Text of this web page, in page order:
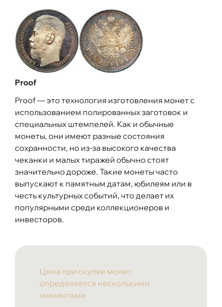
Proof
Proof — это технология изготовления монет с
использованием полированных заготовок и
специальных штемпелей. Как и обычные
монеты, они имеют разные состояния
сохранности, но из-за высокого качества
чеканки и малых тиражей обычно стоят
значительно дороже. Такие монеты часто
выпускают к памятным датам, юбилеям или в
честь культурных событий, что делает их
популярными среди коллекционеров и
инвесторов.
Цена при скупке монет
определяется несколькими
моментами.